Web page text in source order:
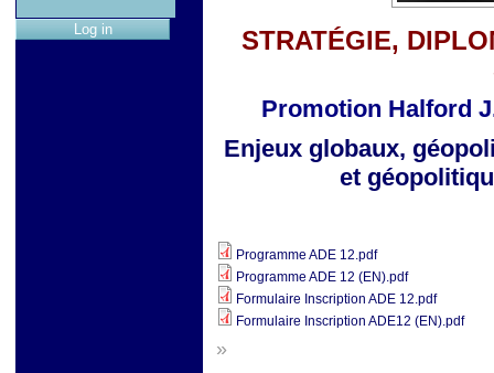
STRATÉGIE,
Promotion Halford
Enjeux globaux,
et
Programme ADE 12.pdf
Programme ADE 12 (EN).pdf
Formulaire Inscription ADE 12.pdf
Formulaire Inscription ADE12 (EN).pdf
»